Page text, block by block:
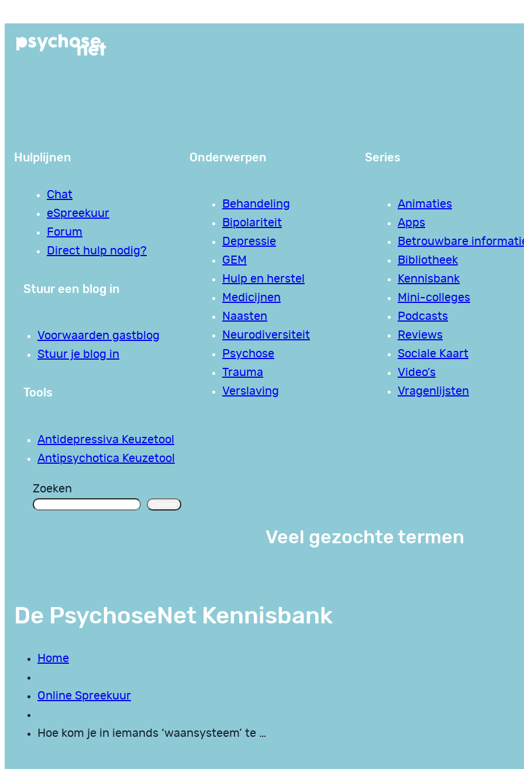
de
Hulplijnen
Chat
eSpreekuur
Forum
Direct hulp nodig?
Stuur een blog in
Voorwaarden gastblog
Stuur je blog in
Tools
Antidepressiva Keuzetool
Antipsychotica Keuzetool
Onderwerpen
Behandeling
Bipolariteit
Depressie
GEM
Hulp en herstel
Medicijnen
Naasten
Neurodiversiteit
Psychose
Trauma
Verslaving
Series
Animaties
Apps
Betrouwbare
Bibliotheek
Kennisbank
Mini-colleges
Podcasts
Reviews
Sociale Kaart
Video’s
Vragenlijsten
Zoeken
Veel gezochte termen
De PsychoseNet Kennisbank
Home
Online Spreekuur
Hoe kom je in iemands ‘waansysteem’ te …